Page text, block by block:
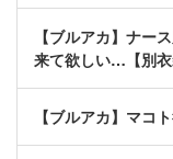
【ブルアカ】ナー
来て欲しい…【別衣
【ブルアカ】マコ